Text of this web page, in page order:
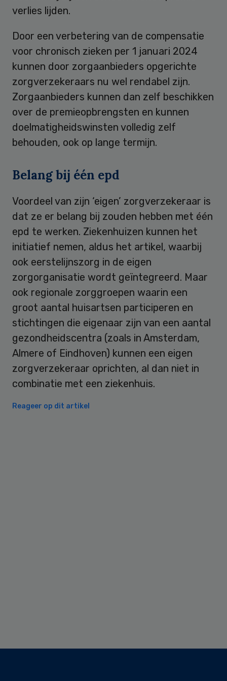
verlies lijden.
Door een verbetering van de compensatie
voor chronisch zieken per 1 januari 2024
kunnen door zorgaanbieders opgerichte
zorgverzekeraars nu wel rendabel zijn.
Zorgaanbieders kunnen dan zelf beschikken
over de premieopbrengsten en kunnen
doelmatigheidswinsten volledig zelf
behouden, ook op lange termijn.
Belang bij één epd
Voordeel van zijn ‘eigen’ zorgverzekeraar is
dat ze er belang bij zouden hebben met één
epd te werken. Ziekenhuizen kunnen het
initiatief nemen, aldus het artikel, waarbij
ook eerstelijnszorg in de eigen
zorgorganisatie wordt geïntegreerd. Maar
ook regionale zorggroepen waarin een
groot aantal huisartsen participeren en
stichtingen die eigenaar zijn van een aantal
gezondheidscentra (zoals in Amsterdam,
Almere of Eindhoven) kunnen een eigen
zorgverzekeraar oprichten, al dan niet in
combinatie met een ziekenhuis.
Reageer op dit artikel